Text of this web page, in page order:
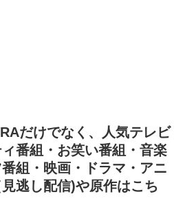
だけでなく、人気テレビ
番組・お笑い番組・音楽
組・映画・ドラマ・アニ
逃し配信)や原作はこち